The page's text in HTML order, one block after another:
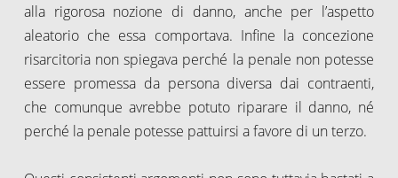
alla rigorosa nozione di danno, anche per l’aspetto
aleatorio che essa comportava. Infine la concezione
risarcitoria non spiegava perché la penale non potesse
essere promessa da persona diversa dai contraenti,
che comunque avrebbe potuto riparare il danno, né
perché la penale potesse pattuirsi a favore di un terzo.